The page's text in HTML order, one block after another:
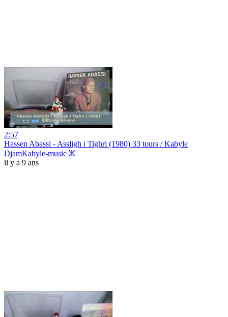
2:57
Hassen Abassi - Assligh i Tighri (1980) 33 tours / Kabyle
DjamKabyle-music ⵣ
il y a 9 ans